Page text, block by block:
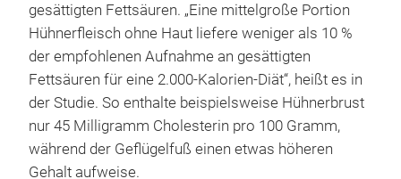
gesättigten Fettsäuren. „Eine mittelgroße Portion
Hühnerfleisch ohne Haut liefere weniger als 10 %
der empfohlenen Aufnahme an gesättigten
Fettsäuren für eine 2.000-Kalorien-Diät“, heißt es in
der Studie. So enthalte beispielsweise Hühnerbrust
nur 45 Milligramm Cholesterin pro 100 Gramm,
während der Geflügelfuß einen etwas höheren
Gehalt aufweise.